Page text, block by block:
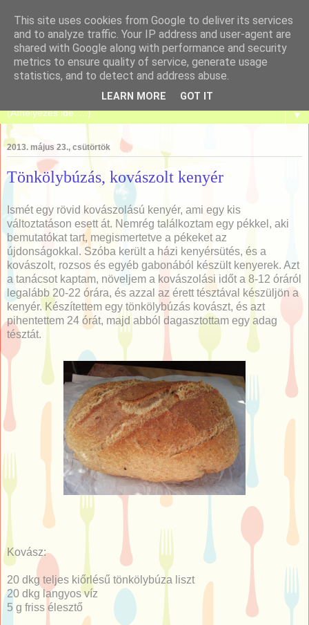
Tanulj meg sütni!
▼
2013. május 23., csütörtök
Tönkölybúzás, kovászolt kenyér
Ismét egy rövid kovászolású kenyér, ami egy kis
változtatáson esett át. Nemrég találkoztam egy pékkel, aki
bemutatókat tart, megismertetve a pékeket az
újdonságokkal. Szóba került a házi kenyérsütés, és a
kovászolt, rozsos és egyéb gabonából készült kenyerek. Azt
a tanácsot kaptam, növeljem a kovászolási időt a 8-12 óráról
legalább 20-22 órára, és azzal az érett tésztával készüljön a
kenyér. Készítettem egy tönkölybúzás kovászt, és azt
pihentettem 24 órát, majd abból dagasztottam egy adag
tésztát.
Kovász:
20 dkg teljes kiőrlésű tönkölybúza liszt
20 dkg langyos víz
5 g friss élesztő
This site uses cookies from Google to deliver its services
and to analyze traffic. Your IP address and user-agent are
shared with Google along with performance and security
metrics to ensure quality of service, generate usage
statistics, and to detect and address abuse.
LEARN MORE GOT IT